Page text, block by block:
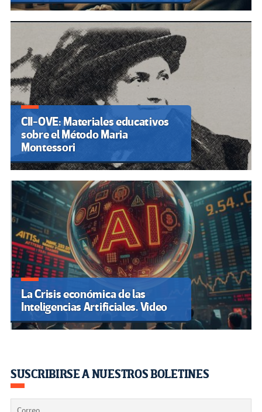
CII-OVE: Materiales educativos
sobre el Método Maria
Montessori
La Crisis económica de las
Inteligencias Artificiales. Video
SUSCRIBIRSE A NUESTROS BOLETINES